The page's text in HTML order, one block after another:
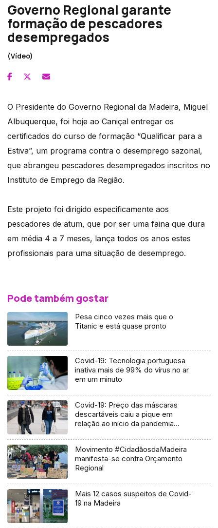
Governo Regional garante
formação de pescadores
desempregados
(Vídeo)
O Presidente do Governo Regional da Madeira, Miguel
Albuquerque, foi hoje ao Caniçal entregar os
certificados do curso de formação “Qualificar para a
Estiva”, um programa contra o desemprego sazonal,
que abrangeu pescadores desempregados inscritos no
Instituto de Emprego da Região.
Este projeto foi dirigido especificamente aos
pescadores de atum, que por ser uma faina que dura
em média 4 a 7 meses, lança todos os anos estes
profissionais para uma situação de desemprego.
Pode também gostar
Pesa cinco vezes mais que o
Titanic e está quase pronto
Covid-19: Tecnologia portuguesa
inativa mais de 99% do vírus no ar
em um minuto
Covid-19: Preço das máscaras
descartáveis caiu a pique em
relação ao início da pandemia
Movimento #CidadãosdaMadeira
manifesta-se contra Orçamento
Regional
Mais 12 casos suspeitos de Covid-
19 na Madeira